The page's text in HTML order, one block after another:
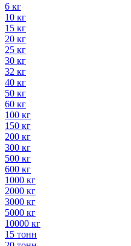
6 кг
10 кг
15 кг
20 кг
25 кг
30 кг
32 кг
40 кг
50 кг
60 кг
100 кг
150 кг
200 кг
300 кг
500 кг
600 кг
1000 кг
2000 кг
3000 кг
5000 кг
10000 кг
15 тонн